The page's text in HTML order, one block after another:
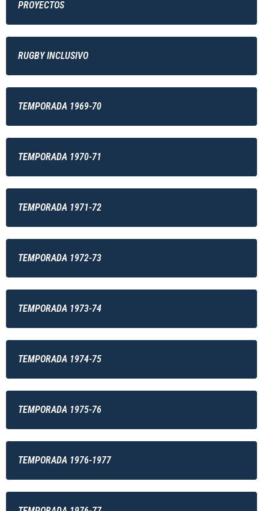
PROYECTOS
RUGBY INCLUSIVO
TEMPORADA 1969-70
TEMPORADA 1970-71
TEMPORADA 1971-72
TEMPORADA 1972-73
TEMPORADA 1973-74
TEMPORADA 1974-75
TEMPORADA 1975-76
TEMPORADA 1976-1977